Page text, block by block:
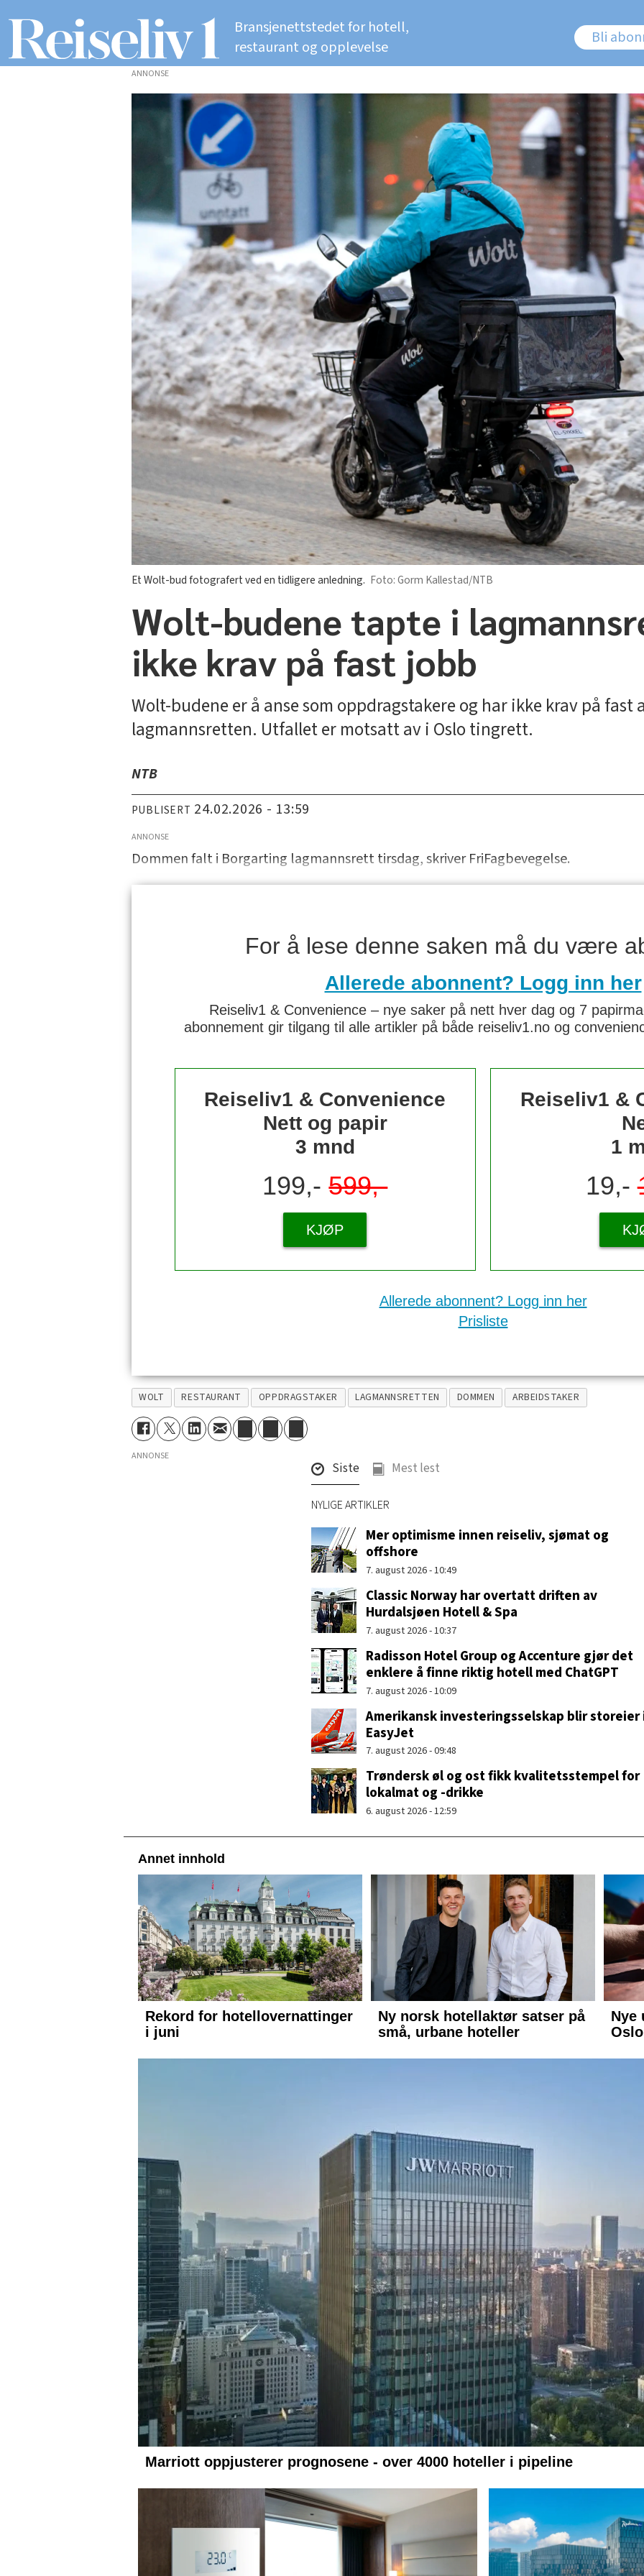
Bransjenettstedet for hotell,
restaurant og opplevelse
Bli
ANNONSE
Et Wolt-bud fotografert ved en tidligere anledning. Gorm Kallestad/NTB
Wolt-budene tapte i
ikke krav på fast jobb
Wolt-budene er å anse som oppdragstakere og har ikke krav på fast
lagmannsretten. Utfallet er motsatt av i Oslo tingrett.
NTB
PUBLISERT 24.02.2026 - 13:59
ANNONSE
Dommen falt i Borgarting lagmannsrett tirsdag, skriver FriFagbevegelse.
For å lese denne saken må du være
Allerede abonnent? Logg inn her
Reiseliv1 & Convenience – nye saker på nett hver dag og 7
abonnement gir tilgang til alle artikler på både reiseliv1.no og
Reiseliv1 & Convenience
Nett og papir
3 mnd
199,-599,-
KJØP
Reiseliv1 &
1
19,-
Allerede abonnent? Logg inn her
Prisliste
WOLT RESTAURANT OPPDRAGSTAKER LAGMANNSRETTEN DOMMEN ARBEIDSTAKER
ANNONSE
Siste Mest lest
NYLIGE ARTIKLER
Mer optimisme innen reiseliv, sjømat og
offshore
7. august 2026 - 10:49
Classic Norway har overtatt driften av
Hurdalsjøen Hotell & Spa
7. august 2026 - 10:37
Radisson Hotel Group og Accenture gjør det
enklere å finne riktig hotell med ChatGPT
7. august 2026 - 10:09
Amerikansk investeringsselskap blir storeier
EasyJet
7. august 2026 - 09:48
Trøndersk øl og ost fikk kvalitetsstempel for
lokalmat og -drikke
6. august 2026 - 12:59